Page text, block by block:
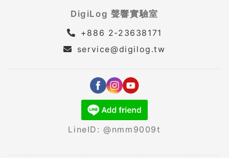
DigiLog 聲響實驗室
+886 2-23638171
service@digilog.tw
LineID: @nmm9009t